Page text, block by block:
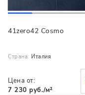
41zero42 Cosmo
Страна: Италия
Цена от:
7 230 руб./м²